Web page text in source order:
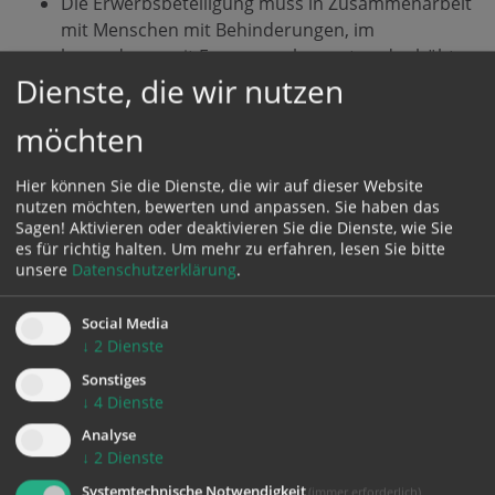
mit Menschen mit Behinderungen, im
besonderen mit Frauen, verbessert und erhöht
werden.
Die Bezahlung sollte gerecht und angemessene
Vorkehrungen und Unterstützung am
Jugendliche und junge Erwachsene sollten
inklusive Berufsorientierung und -ausbildung
erhalten.
Sehr deutlich wurde an diesem Abend, welche große
Bedeutung der Zugang für sinnstiftendes und
angemessenes Arbeiten auch für Menschen mit
Beeinträchtigungen darstellt und welche
beträchtlichen Hürden es hierbei leider zu überwinden
gibt.
Wichtiger Hinweis:
Dienste, die wir nutzen
möchten
Hier können Sie die Dienste, die wir auf dieser Website
nutzen möchten, bewerten und anpassen. Sie haben das
Sagen! Aktivieren oder deaktivieren Sie die Dienste, wie Sie
es für richtig halten. Um mehr zu erfahren, lesen Sie bitte
unsere Datenschutzerklärung.
Social Media
↓ 2 Dienste
Sonstiges
↓ 4 Dienste
Analyse
↓ 2 Dienste